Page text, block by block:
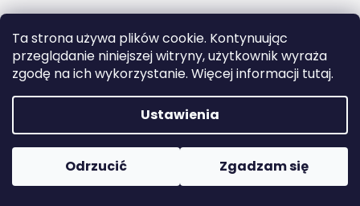
Ta strona używa plików cookie. Kontynuując
przeglądanie niniejszej witryny, użytkownik wyraża
zgodę na ich wykorzystanie. Więcej informacji tutaj.
Ustawienia
Odrzucić Zgadzam się
l
e
c
a
m
y
AMERICAN
SZAMPON,
ODŻYWKA
Opracował Shoptet
Copyright 2026Naturalzen. Wszystkie prawa
zastrzeżone.
Edytuj ustawienia plików cookie